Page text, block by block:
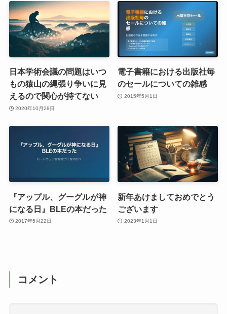
日本学術会議の問題はいつ
もの猿山の縄張り争いに見
えるので関心が持てない
2020年10月28日
電子書籍における出版社毎
のセールについての雑感
2015年5月1日
『アップル、グーグルが神
になる日』BLEの本だった
2017年5月22日
新年あけましておめでとう
ございます
2023年1月1日
コメント